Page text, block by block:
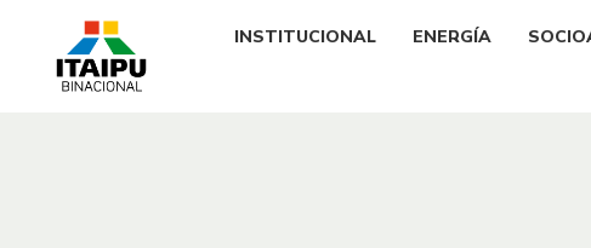
INSTITUCIONAL ENERGÍA